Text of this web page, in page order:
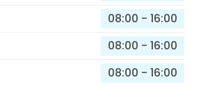
08:00 - 16:00
08:00 - 16:00
08:00 - 16:00